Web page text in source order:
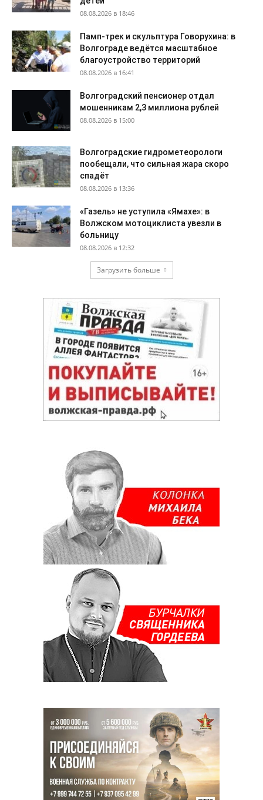
08.08.2026 в 18:46
Памп-трек и скульптура Говорухина: в
Волгограде ведётся масштабное
благоустройство территорий
08.08.2026 в 16:41
Волгоградский пенсионер отдал
мошенникам 2,3 миллиона рублей
08.08.2026 в 15:00
Волгоградские гидрометеорологи
пообещали, что сильная жара скоро
спадёт
08.08.2026 в 13:36
«Газель» не уступила «Ямахе»: в
Волжском мотоциклиста увезли в
больницу
08.08.2026 в 12:32
Загрузить больше